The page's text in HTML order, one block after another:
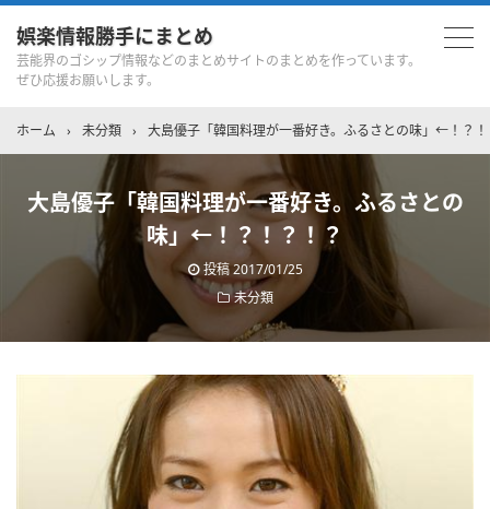
娯楽情報勝手にまとめ
芸能界のゴシップ情報などのまとめサイトのまとめを作っています。
ぜひ応援お願いします。
ホーム › 未分類 › 大島優子「韓国料理が一番好き。ふるさとの味」←！？
大島優子「韓国料理が一番好き。ふるさとの
味」←！？！？！？
投稿2017/01/25
未分類